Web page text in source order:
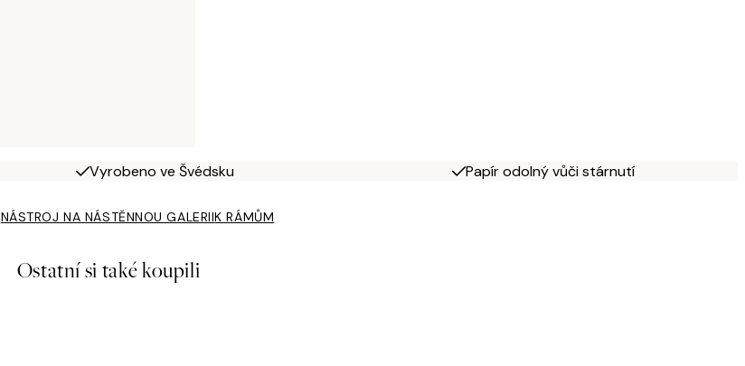
Vyrobeno ve Švédsku Papír odolný vůči stárnutí
NÁSTROJ NA NÁSTĚNNOU GALERIIK RÁMŮM
Ostatní si také koupili